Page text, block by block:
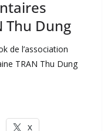
Thu Dung
de l’association
TRAN Thu Dung
X